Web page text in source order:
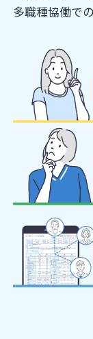
多職種協働で